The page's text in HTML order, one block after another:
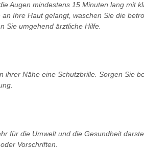
Augen mindestens 15 Minuten lang mit
Ihre Haut gelangt, waschen Sie die
Sie umgehend ärztliche Hilfe.
Nähe eine Schutzbrille. Sorgen Sie
für die Umwelt und die Gesundheit
Vorschriften.